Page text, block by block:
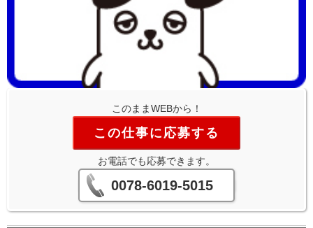
このままWEBから！
この仕事に応募する
お電話でも応募できます。
0078-6019-5015